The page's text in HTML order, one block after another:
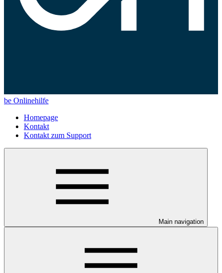
be Onlinehilfe
Homepage
Kontakt
Kontakt zum Support
Main navigation